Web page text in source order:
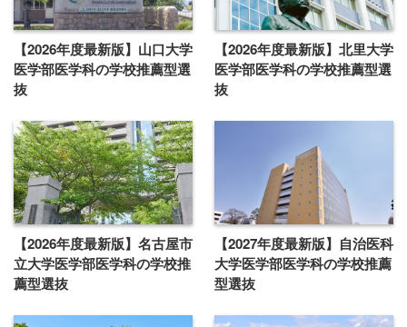
【2026年度最新版】山口大学
医学部医学科の学校推薦型選
抜
【2026年度最新版】北里大学
医学部医学科の学校推薦型選
抜
【2026年度最新版】名古屋市
立大学医学部医学科の学校推
薦型選抜
【2027年度最新版】自治医科
大学医学部医学科の学校推薦
型選抜